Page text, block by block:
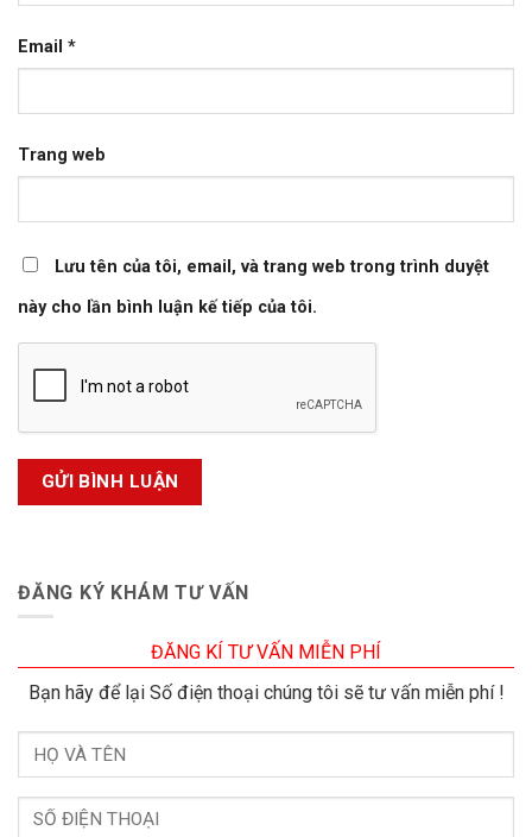
Email *
Trang web
Lưu tên của tôi, email, và trang web trong trình duyệt
này cho lần bình luận kế tiếp của tôi.
ĐĂNG KÝ KHÁM TƯ VẤN
ĐĂNG KÍ TƯ VẤN MIỄN PHÍ
Bạn hãy để lại Số điện thoại chúng tôi sẽ tư vấn miễn phí !